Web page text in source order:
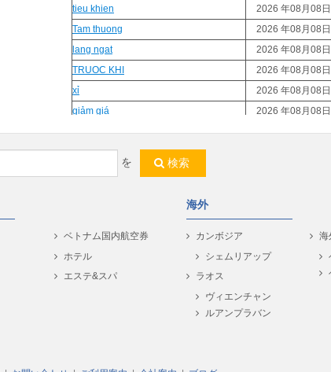
tieu khien
2026 年08月08日
Tam thuong
2026 年08月08日
lang ngat
2026 年08月08日
TRUOC KHI
2026 年08月08日
xỉ
2026 年08月08日
giảm giá
2026 年08月08日
séc
2026 年08月08日
khiem
Lui toi
2026 年08月08日
Thông dịch
2026 年08月08日
dang dich
2026 年08月08日
2026 年08月08日
2026 年08月08日
を 検索
ベトナム国内航空券
ホテル
エステ&スパ
海外
カンボジア
シェムリアップ
ラオス
ヴィエンチャン
ルアンプラバン
海